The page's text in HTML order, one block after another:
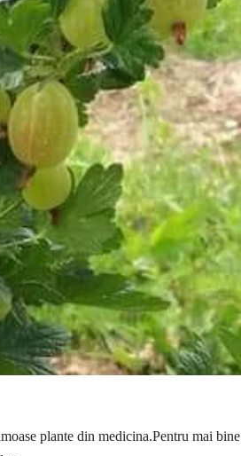
plante din medicina.Pentru mai